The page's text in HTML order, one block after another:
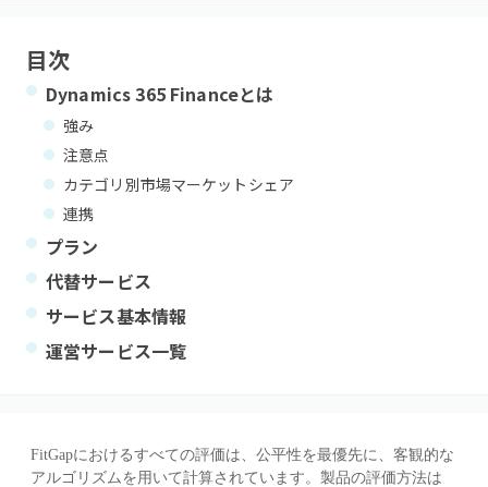
目次
Dynamics 365 Financeとは
強み
注意点
カテゴリ別市場マーケットシェア
連携
プラン
代替サービス
サービス基本情報
運営サービス一覧
FitGapにおけるすべての評価は、公平性を最優先に、客観的な
アルゴリズムを用いて計算されています。製品の評価方法は